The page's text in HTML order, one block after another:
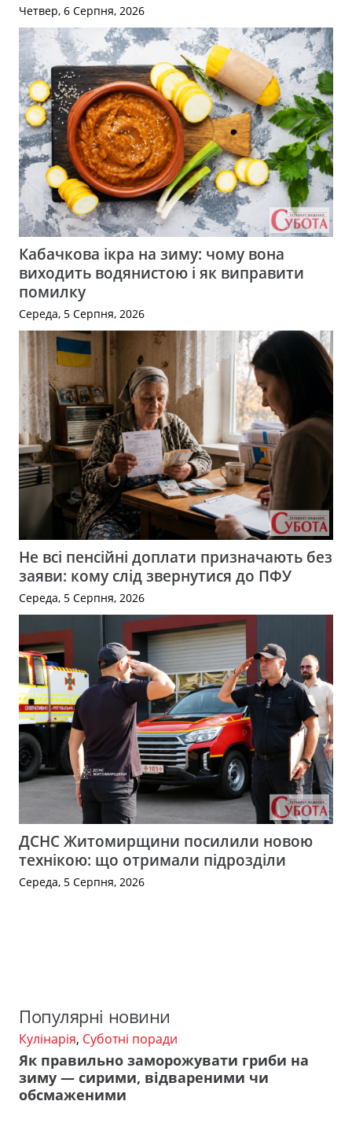
Четвер, 6 Серпня, 2026
Кабачкова ікра на зиму: чому вона
виходить водянистою і як виправити
помилку
Середа, 5 Серпня, 2026
Не всі пенсійні доплати призначають без
заяви: кому слід звернутися до ПФУ
Середа, 5 Серпня, 2026
ДСНС Житомирщини посилили новою
технікою: що отримали підрозділи
Середа, 5 Серпня, 2026
Популярні новини
Кулінарія, Суботні поради
Як правильно заморожувати гриби на
зиму — сирими, відвареними чи
обсмаженими